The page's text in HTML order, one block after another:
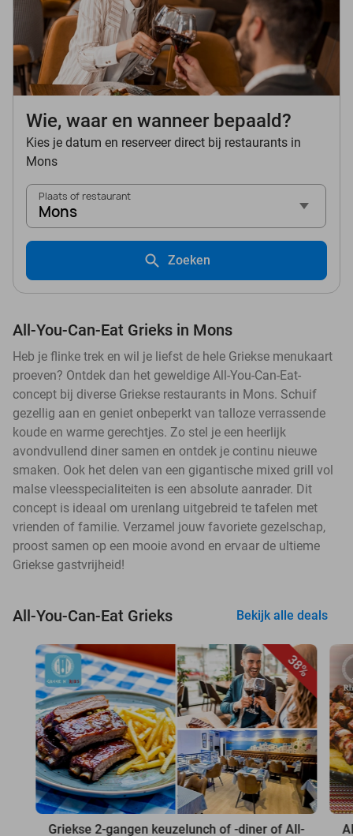
Wie, waar en wanneer bepaald?
Kies je datum en reserveer direct bij restaurants in
Mons
Plaats of restaurant
Mons
Zoeken
All-You-Can-Eat Grieks in Mons
Heb je flinke trek en wil je liefst de hele Griekse menukaart
proeven? Ontdek dan het geweldige All-You-Can-Eat-
concept bij diverse Griekse restaurants in Mons. Schuif
gezellig aan en geniet onbeperkt van talloze verrassende
koude en warme gerechtjes. Zo stel je een heerlijk
avondvullend diner samen en ontdek je continu nieuwe
smaken. Ook het delen van een gigantische mixed grill vol
malse vleesspecialiteiten is een absolute aanrader. Dit
concept is ideaal om urenlang uitgebreid te tafelen met
vrienden of familie. Verzamel jouw favoriete gezelschap,
proost samen op een mooie avond en ervaar de ultieme
Griekse gastvrijheid!
All-You-Can-Eat Grieks Bekijk alle deals
38%
Griekse 2-gangen keuzelunch of -diner of All-